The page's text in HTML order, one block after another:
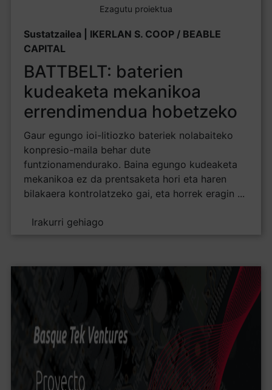
Ezagutu proiektua
Sustatzailea | IKERLAN S. COOP / BEABLE
CAPITAL
BATTBELT: baterien
kudeaketa mekanikoa
errendimendua hobetzeko
Gaur egungo ioi-litiozko bateriek nolabaiteko
konpresio-maila behar dute
funtzionamendurako. Baina egungo kudeaketa
mekanikoa ez da prentsaketa hori eta haren
bilakaera kontrolatzeko gai, eta horrek eragin ...
Irakurri gehiago